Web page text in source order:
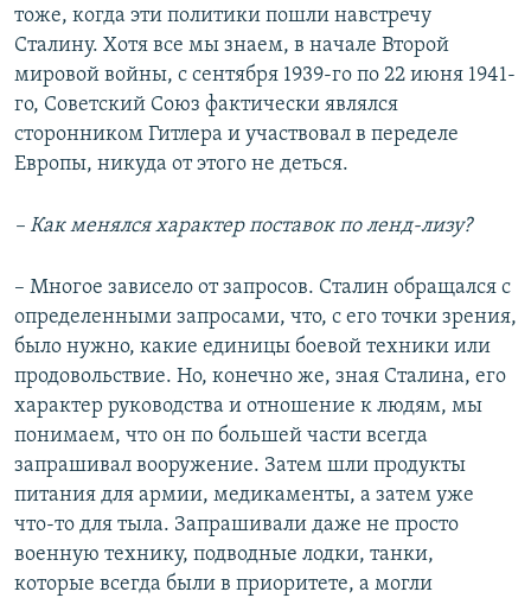
тоже, когда эти политики пошли навстречу
Сталину. Хотя все мы знаем, в начале Второй
мировой войны, с сентября 1939-го по 22 июня 1941-
го, Советский Союз фактически являлся
сторонником Гитлера и участвовал в переделе
Европы, никуда от этого не деться.
– Как менялся характер поставок по ленд-лизу?
– Многое зависело от запросов. Сталин обращался с
определенными запросами, что, с его точки зрения,
было нужно, какие единицы боевой техники или
продовольствие. Но, конечно же, зная Сталина, его
характер руководства и отношение к людям, мы
понимаем, что он по большей части всегда
запрашивал вооружение. Затем шли продукты
питания для армии, медикаменты, а затем уже
что-то для тыла. Запрашивали даже не просто
военную технику, подводные лодки, танки,
которые всегда были в приоритете, а могли